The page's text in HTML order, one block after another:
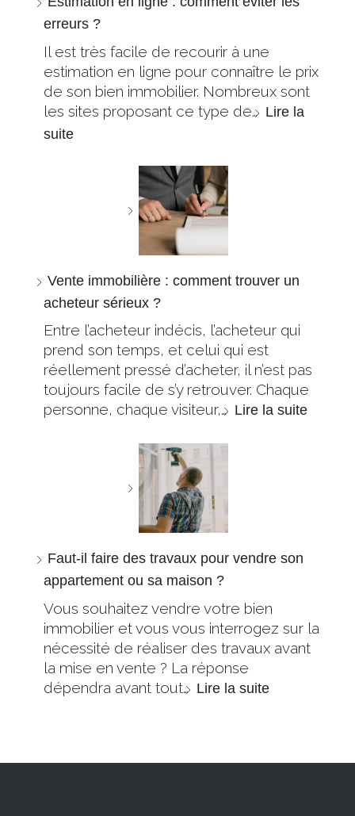
erreurs ?
Il est très facile de recourir à une
estimation en ligne pour connaître le prix
de son bien immobilier. Nombreux sont
les sites proposant ce type de… Lire la
suite
Vente immobilière : comment trouver un
acheteur sérieux ?
Entre l’acheteur indécis, l’acheteur qui
prend son temps, et celui qui est
réellement pressé d’acheter, il n’est pas
toujours facile de s’y retrouver. Chaque
personne, chaque visiteur,… Lire la suite
Faut-il faire des travaux pour vendre son
appartement ou sa maison ?
Vous souhaitez vendre votre bien
immobilier et vous vous interrogez sur la
nécessité de réaliser des travaux avant
la mise en vente ? La réponse
dépendra avant tout… Lire la suite